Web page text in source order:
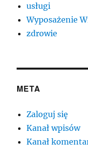
usługi
Wyposażenie
zdrowie
META
Zaloguj się
Kanał wpisów
Kanał